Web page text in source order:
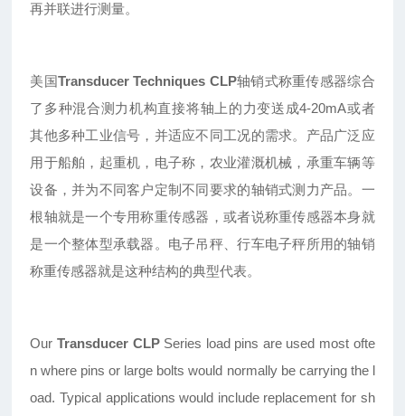
再并联进行测量。
美国Transducer Techniques CLP轴销式称重传感器综合
了多种混合测力机构直接将轴上的力变送成4-20mA或者
其他多种工业信号，并适应不同工况的需求。产品广泛应
用于船舶，起重机，电子称，农业灌溉机械，承重车辆等
设备，并为不同客户定制不同要求的轴销式测力产品。一
根轴就是一个专用称重传感器，或者说称重传感器本身就
是一个整体型承载器。电子吊秤、行车电子秤所用的轴销
称重传感器就是这种结构的典型代表。
OurTransducer CLPSeries load pins are used most ofte
n where pins or large bolts would normally be carrying the l
oad. Typical applications would include replacement for sh